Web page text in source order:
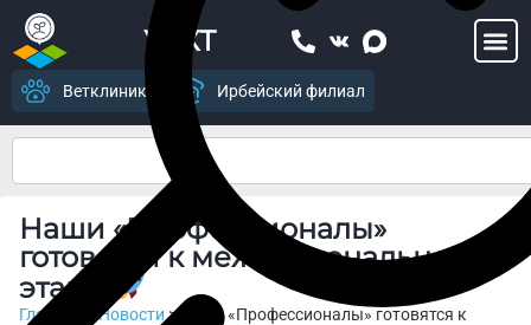
УСХТ
Ветклиника Ирбейский филиал
Наши «Профессионалы»
готовятся к межрегиональному
этапу!
Главная Новости>
Наши «Профессионалы» готовятся к